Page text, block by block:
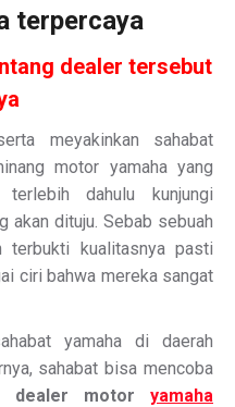
terpercaya
dealer tersebut
meyakinkan sahabat
motor yamaha yang
terlebih dahulu kunjungi
dituju. Sebab sebuah
terbukti kualitasnya pasti
ciri bahwa mereka sangat
yamaha di daerah
sahabat bisa mencoba
dealer motor yamaha